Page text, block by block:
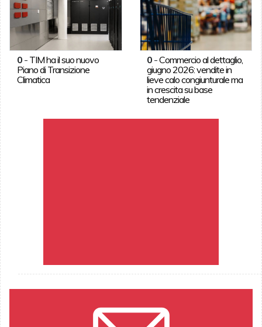
0- TIM ha il suo nuovo
Piano di Transizione
Climatica
0 -Commercio al dettaglio,
giugno 2026: vendite in
lieve calo congiunturale ma
in crescita su base
tendenziale